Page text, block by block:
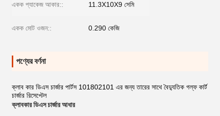
একক প্যাকেজ আকার:: 11.3X10X9 সেমি
একক মোট ওজন:: 0.290 কেজি
পণ্যের বর্ণনা
ক্লাব কার ডিএস চার্জার পার্টস 101802101 এর জন্য তারের সাথে বৈদ্যুতিক গল্ফ কার্ট
চার্জার রিসেপ্টেল
ক্লাবকার ডিএস চার্জার আধার